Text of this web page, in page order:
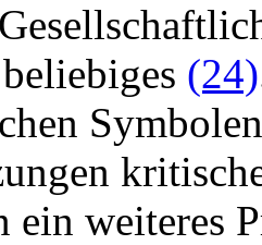
(24)
ein weiteres